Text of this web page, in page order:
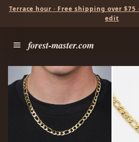
Terrace hour · Free shipping over $75
edit
forest-master.com